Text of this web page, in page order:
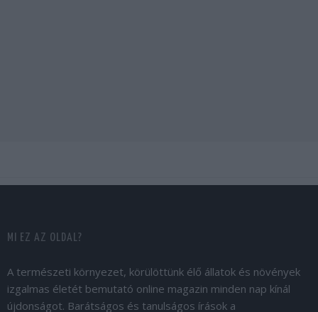
MI EZ AZ OLDAL?
A természeti környezet, körülöttünk élő állatok és növények
izgalmas életét bemutató online magazin minden nap kínál
újdonságot. Barátságos és tanulságos írások a